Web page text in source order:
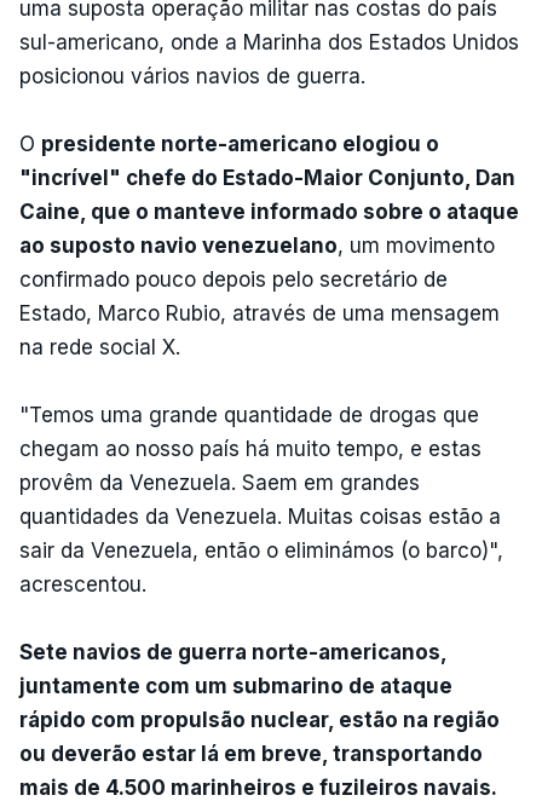
uma suposta operação militar nas costas do país
sul-americano, onde a Marinha dos Estados Unidos
posicionou vários navios de guerra.
O presidente norte-americano elogiou o
"incrível" chefe do Estado-Maior Conjunto, Dan
Caine, que o manteve informado sobre o ataque
ao suposto navio venezuelano, um movimento
confirmado pouco depois pelo secretário de
Estado, Marco Rubio, através de uma mensagem
na rede social X.
"Temos uma grande quantidade de drogas que
chegam ao nosso país há muito tempo, e estas
provêm da Venezuela. Saem em grandes
quantidades da Venezuela. Muitas coisas estão a
sair da Venezuela, então o eliminámos (o barco)",
acrescentou.
Sete navios de guerra norte-americanos,
juntamente com um submarino de ataque
rápido com propulsão nuclear, estão na região
ou deverão estar lá em breve, transportando
mais de 4.500 marinheiros e fuzileiros navais.